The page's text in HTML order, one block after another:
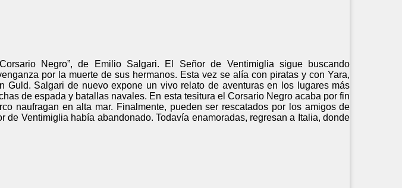
Negro”, de Emilio Salgari. El Señor de Ventimiglia sigue buscando
por la muerte de sus hermanos. Esta vez se alía con piratas y con Yara,
Guld. Salgari de nuevo expone un vivo relato de aventuras en los lugares más
de espada y batallas navales. En esta tesitura el Corsario Negro acaba por fin
naufragan en alta mar. Finalmente, pueden ser rescatados por los amigos de
de Ventimiglia había abandonado. Todavía enamoradas, regresan a Italia, donde